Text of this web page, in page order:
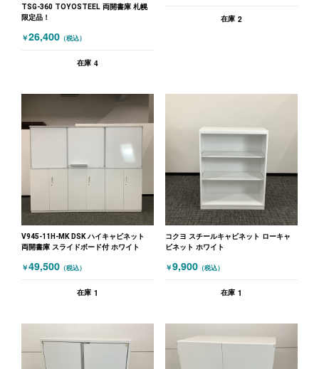
TSG-360 TOYOSTEEL 両開書庫 札幌
限定品！
￥26,400 （税込）
在庫 4
在庫 2
V945-11H-MK DSK ハイキャビネット
両開書庫 スライドボード付 ホワイト
￥49,500 （税込）
在庫 1
コクヨ スチールキャビネット ローキャ
ビネット ホワイト
￥9,900 （税込）
在庫 1